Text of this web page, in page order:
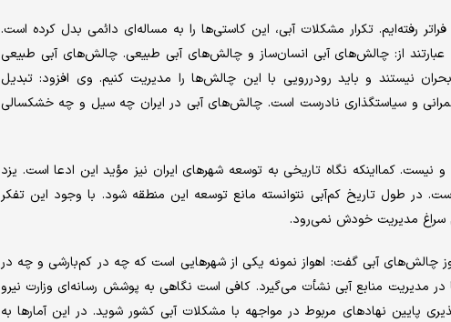
رفته‌ایم. تکرار مشکلات آبی، این کاستی‌ها را به مساله‌ای دائمی بدل کرده است.
از: چالش‌های آبی انسان‌ساز و چالش‌های آبی طبیعی. چالش‌های آبی طبیعی
نیستند و باید رودررویی با این چالش‌ها را مدیریت کنیم. وی افزود: تبدیل
و سیاستگذاری نادرست است. چالش‌های آبی در ایران چه سیل و چه خشکسالی
کمااینکه نگاه تاریخی به توسعه شهرهای ایران نیز مؤید این ادعا است. یزد
در طول تاریخ کم‌آبی نتوانسته مانع توسعه این منطقه شود. با ‌وجود این تفکر
سراغ مدیریت خودش نمی‌رود.
چالش‌های آبی گفت: اهواز نمونه یکی از شهرهایی است که چه در کم‌بارشی و چه در
در مدیریت منابع آبی نشأت می‌گیرد. کافی است نگاهی به پوشش رسانه‌ای وزارت نیرو
پایین نهادهای مربوط در مواجهه با مشکلات آبی کشور شوید. در این آمارها به